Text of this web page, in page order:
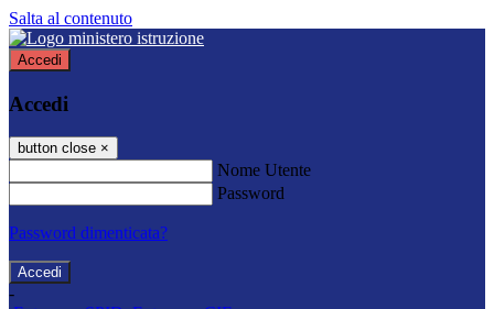
Salta al contenuto
Accedi
Accedi
button close ×
Nome Utente
Password
Password dimenticata?
-